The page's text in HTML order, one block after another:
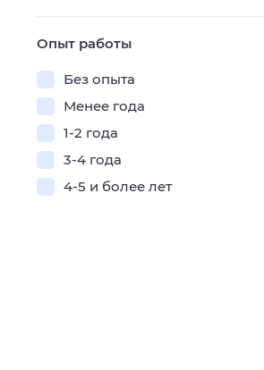
Опыт работы
Без опыта
Менее года
1-2 года
3-4 года
4-5 и более лет